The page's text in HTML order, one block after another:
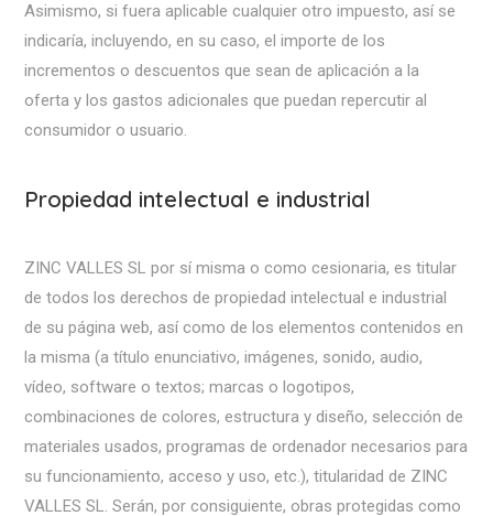
Asimismo, si fuera aplicable cualquier otro impuesto, así se
indicaría, incluyendo, en su caso, el importe de los
incrementos o descuentos que sean de aplicación a la
oferta y los gastos adicionales que puedan repercutir al
consumidor o usuario.
Propiedad intelectual e industrial
ZINC VALLES SL por sí misma o como cesionaria, es titular
de todos los derechos de propiedad intelectual e industrial
de su página web, así como de los elementos contenidos en
la misma (a título enunciativo, imágenes, sonido, audio,
vídeo, software o textos; marcas o logotipos,
combinaciones de colores, estructura y diseño, selección de
materiales usados, programas de ordenador necesarios para
su funcionamiento, acceso y uso, etc.), titularidad de ZINC
VALLES SL. Serán, por consiguiente, obras protegidas como